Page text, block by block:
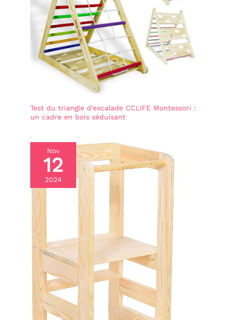
【Engagement de
FUNLIO】FUNLIO s’engage
à fournir à ses clients des
produits et services
exceptionnels. En cas de
pièces manquantes ou
endommagées lors du
transport, veuillez nous
Test du triangle d’escalade CCLIFE Montessori :
un cadre en bois séduisant
Nov
12
2024